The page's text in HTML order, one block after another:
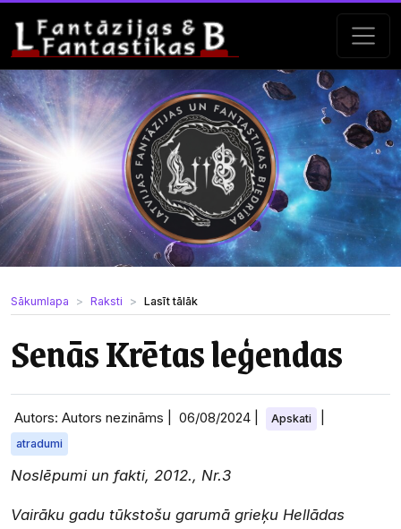
Sākumlapa Raksti Lasīt tālāk
Senās Krētas leģendas
Autors: Autors nezināms | 06/08/2024 Apskati
atradumi
Noslēpumi un fakti, 2012., Nr.3
Vairāku gadu tūkstošu garumā grieķu Hellādas